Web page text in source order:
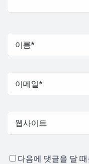
다음에 댓글을 달